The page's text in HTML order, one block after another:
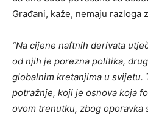
Građani, kaže, nemaju razloga
“Na cijene naftnih derivata
od njih je porezna politika,
globalnim kretanjima u svijetu.
potražnje, koji je osnova koja
ovom trenutku, zbog oporavka